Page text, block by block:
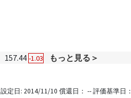
157.44 -1.03
もっと見る＞
設定日: 2014/11/10 償還日： -- 評価基準日：